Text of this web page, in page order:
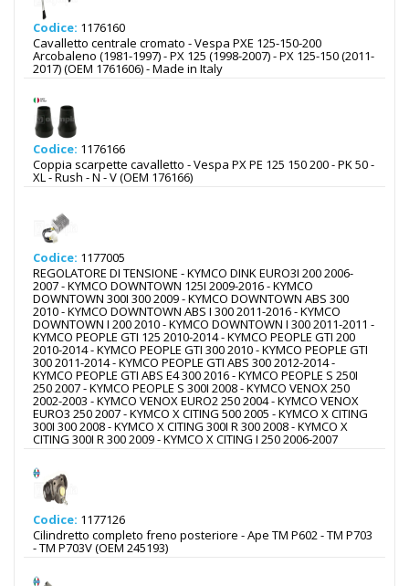
Codice: 1176160
Cavalletto centrale cromato - Vespa PXE 125-150-200
Arcobaleno (1981-1997) - PX 125 (1998-2007) - PX 125-150 (2011-
2017) (OEM 1761606) - Made in Italy
Codice: 1176166
Coppia scarpette cavalletto - Vespa PX PE 125 150 200 - PK 50 -
XL - Rush - N - V (OEM 176166)
Codice: 1177005
REGOLATORE DI TENSIONE - KYMCO DINK EURO3I 200 2006-
2007 - KYMCO DOWNTOWN 125I 2009-2016 - KYMCO
DOWNTOWN 300I 300 2009 - KYMCO DOWNTOWN ABS 300
2010 - KYMCO DOWNTOWN ABS I 300 2011-2016 - KYMCO
DOWNTOWN I 200 2010 - KYMCO DOWNTOWN I 300 2011-2011 -
KYMCO PEOPLE GTI 125 2010-2014 - KYMCO PEOPLE GTI 200
2010-2014 - KYMCO PEOPLE GTI 300 2010 - KYMCO PEOPLE GTI
300 2011-2014 - KYMCO PEOPLE GTI ABS 300 2012-2014 -
KYMCO PEOPLE GTI ABS E4 300 2016 - KYMCO PEOPLE S 250I
250 2007 - KYMCO PEOPLE S 300I 2008 - KYMCO VENOX 250
2002-2003 - KYMCO VENOX EURO2 250 2004 - KYMCO VENOX
EURO3 250 2007 - KYMCO X CITING 500 2005 - KYMCO X CITING
300I 300 2008 - KYMCO X CITING 300I R 300 2008 - KYMCO X
CITING 300I R 300 2009 - KYMCO X CITING I 250 2006-2007
Codice: 1177126
Cilindretto completo freno posteriore - Ape TM P602 - TM P703
- TM P703V (OEM 245193)